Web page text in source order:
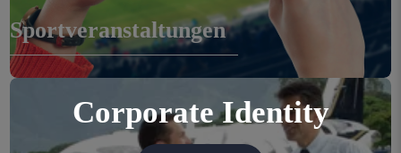
Corporate Identity
Sportveranstaltungen